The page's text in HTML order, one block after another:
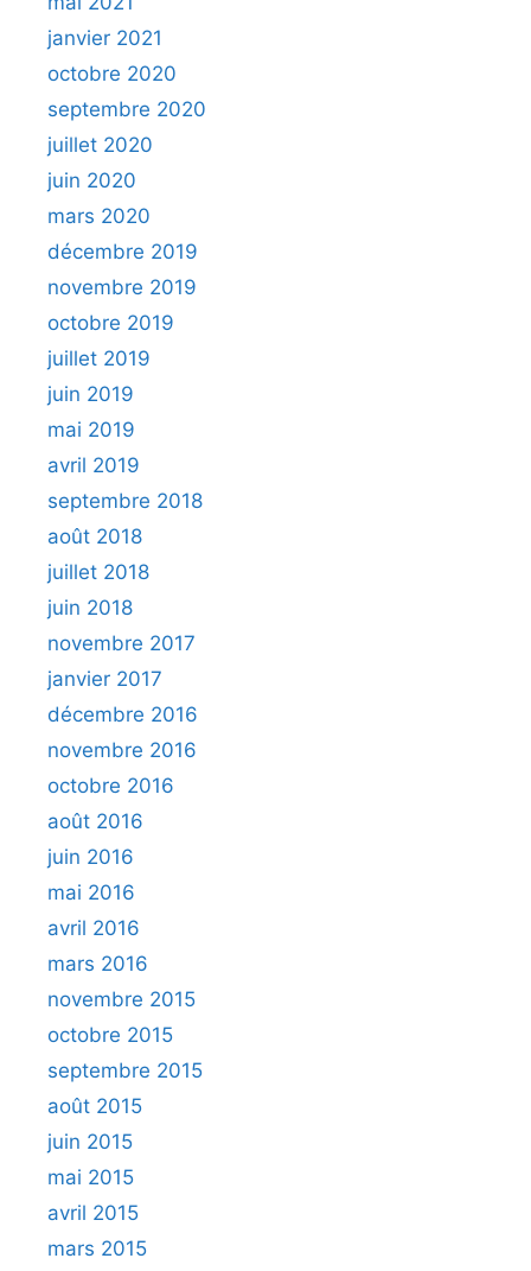
janvier 2021
octobre 2020
septembre 2020
juillet 2020
juin 2020
mars 2020
décembre 2019
novembre 2019
octobre 2019
juillet 2019
juin 2019
mai 2019
avril 2019
septembre 2018
août 2018
juillet 2018
juin 2018
novembre 2017
janvier 2017
décembre 2016
novembre 2016
octobre 2016
août 2016
juin 2016
mai 2016
avril 2016
mars 2016
novembre 2015
octobre 2015
septembre 2015
août 2015
juin 2015
mai 2015
avril 2015
mars 2015